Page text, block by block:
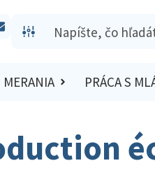
MERANIA PRÁCA S